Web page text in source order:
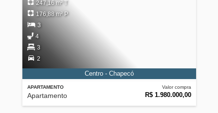
APARTAMENTO
Apartamento
Valor compra
R$ 1.980.000,00
247,16 m² T
176,88 m² P
3
4
3
2
Centro - Chapecó